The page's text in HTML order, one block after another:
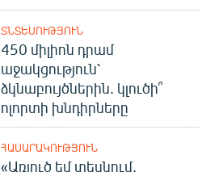
ՏՆՏԵՍՈՒԹՅՈՒՆ
450 միլիոն դրամ
աջակցություն՝
ձկնաբույծներին. կլուծի՞
ոլորտի խնդիրները
ՀԱՍԱՐԱԿՈՒԹՅՈՒՆ
«Առյուծ եմ տեսնում,